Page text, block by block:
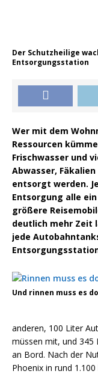
Der Schutzheilige
Entsorgungsstation
Wer mit dem
Ressourcen
Frischwasser und
Abwasser,
entsorgt werden.
Entsorgung alle
größere
deutlich mehr Zeit
jede
Und rinnen muss es
anderen, 100 Liter
müssen mit, und 345
an Bord. Nach der
Phoenix in rund